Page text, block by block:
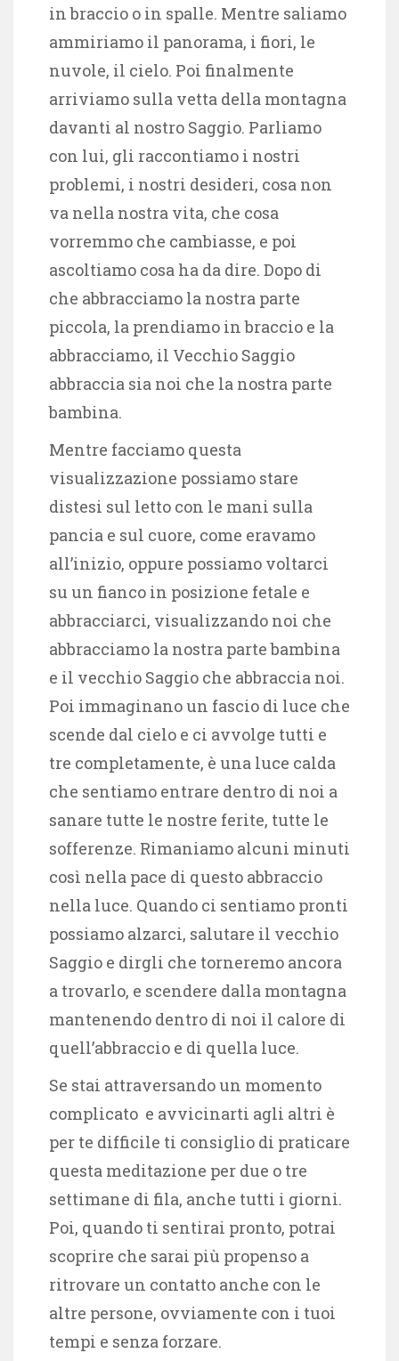
in braccio o in spalle. Mentre saliamo
ammiriamo il panorama, i fiori, le
nuvole, il cielo. Poi finalmente
arriviamo sulla vetta della montagna
davanti al nostro Saggio. Parliamo
con lui, gli raccontiamo i nostri
problemi, i nostri desideri, cosa non
va nella nostra vita, che cosa
vorremmo che cambiasse, e poi
ascoltiamo cosa ha da dire. Dopo di
che abbracciamo la nostra parte
piccola, la prendiamo in braccio e la
abbracciamo, il Vecchio Saggio
abbraccia sia noi che la nostra parte
bambina.
Mentre facciamo questa
visualizzazione possiamo stare
distesi sul letto con le mani sulla
pancia e sul cuore, come eravamo
all’inizio, oppure possiamo voltarci
su un fianco in posizione fetale e
abbracciarci, visualizzando noi che
abbracciamo la nostra parte bambina
e il vecchio Saggio che abbraccia noi.
Poi immaginano un fascio di luce che
scende dal cielo e ci avvolge tutti e
tre completamente, è una luce calda
che sentiamo entrare dentro di noi a
sanare tutte le nostre ferite, tutte le
sofferenze. Rimaniamo alcuni minuti
così nella pace di questo abbraccio
nella luce. Quando ci sentiamo pronti
possiamo alzarci, salutare il vecchio
Saggio e dirgli che torneremo ancora
a trovarlo, e scendere dalla montagna
mantenendo dentro di noi il calore di
quell’abbraccio e di quella luce.
Se stai attraversando un momento
complicato e avvicinarti agli altri è
per te difficile ti consiglio di praticare
questa meditazione per due o tre
settimane di fila, anche tutti i giorni.
Poi, quando ti sentirai pronto, potrai
scoprire che sarai più propenso a
ritrovare un contatto anche con le
altre persone, ovviamente con i tuoi
tempi e senza forzare.